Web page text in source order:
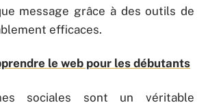
message grâce à des outils de
efficaces.
le web pour les débutants
sociales sont un véritable